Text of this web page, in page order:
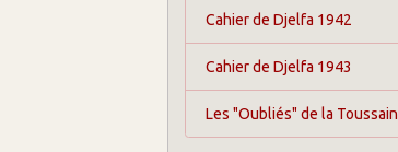
Cahier de Djelfa 1942
Cahier de Djelfa 1943
Les "Oubliés" de la